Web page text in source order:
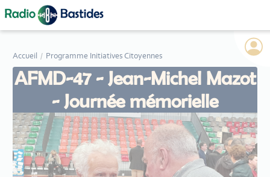
Accueil Programme Initiatives Citoyennes
AFMD-47 - Jean-Michel Mazot
- Journée mémorielle
Panneau de gestion des cookies